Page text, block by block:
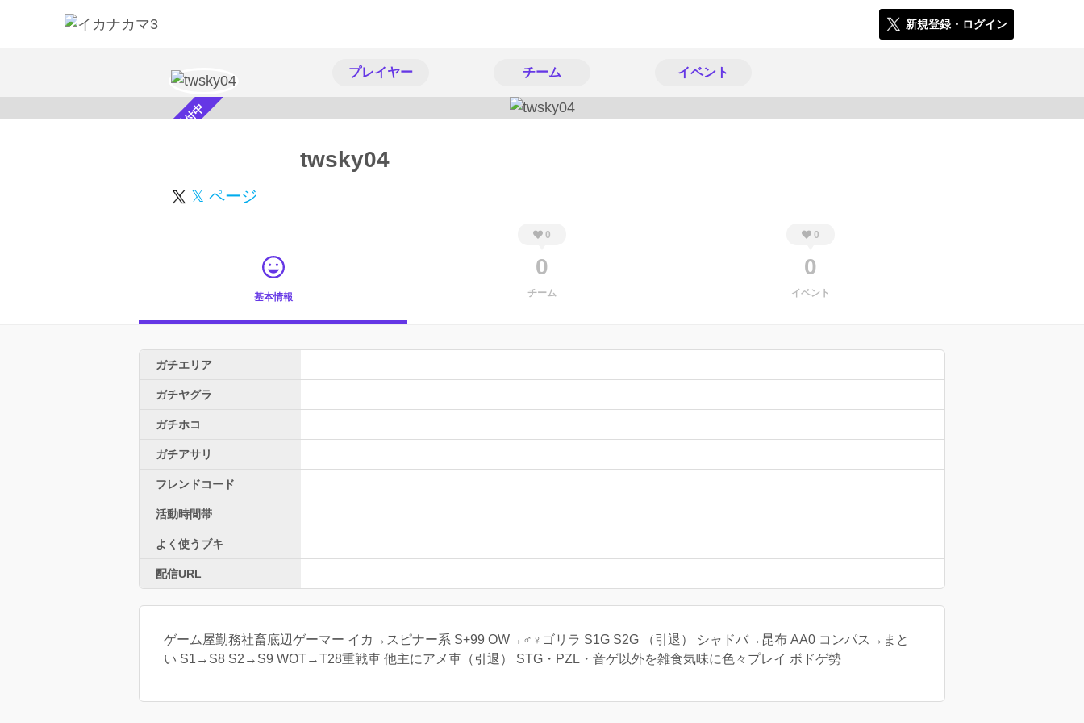
新規登録・ログイン
プレイヤー チーム イベント
スカウト受付中 twsky04
𝕏 ページ
基本情報
0
0
チーム
0
0
イベント
ガチエリア
ガチヤグラ
ガチホコ
ガチアサリ
フレンドコード
活動時間帯
よく使うブキ
配信URL
ゲーム屋勤務社畜底辺ゲーマー イカ→スピナー系 S+99 OW→♂♀ゴリラ S1G S2G （引退） シャドバ→昆布 AA0 コンパス→まと
い S1→S8 S2→S9 WOT→T28重戦車 他主にアメ車（引退） STG・PZL・音ゲ以外を雑食気味に色々プレイ ボドゲ勢